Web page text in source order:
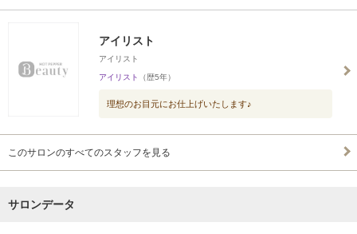
アイリスト
アイリスト
アイリスト （歴5年）
理想のお目元にお仕上げいたします♪
このサロンのすべてのスタッフを見る
サロンデータ